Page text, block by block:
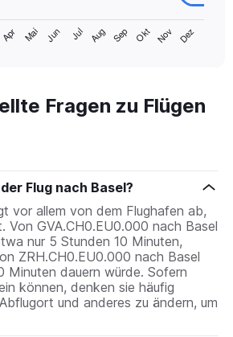
Apr Mai Jun Jul Aug Sep Okt Nov Dez
Fragen zu Flügen
Flug nach Basel?
vor allem von dem Flughafen ab,
Von GVA.CH0.EU0.000 nach Basel
nur 5 Stunden 10 Minuten,
ZRH.CH0.EU0.000 nach Basel
Minuten dauern würde. Sofern
können, denken sie häufig
und anderes zu ändern, um